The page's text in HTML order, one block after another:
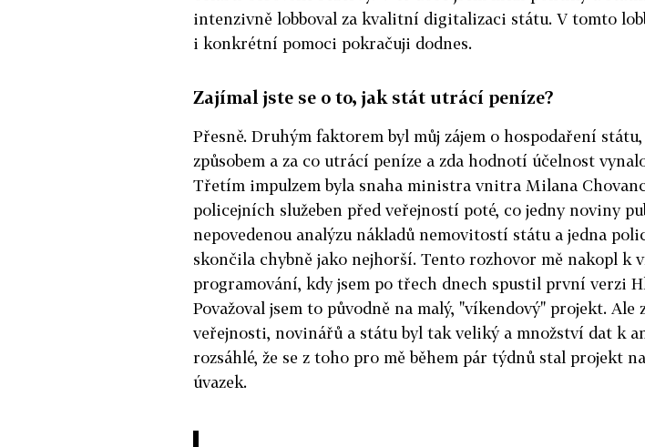
intenzivně lobboval za kvalitní digitalizaci státu. V tomto
i konkrétní pomoci pokračuji dodnes.
Zajímal jste se o to, jak stát utrácí peníze?
Přesně. Druhým faktorem byl můj zájem o hospodaření
způsobem a za co utrácí peníze a zda hodnotí účelnost
Třetím impulzem byla snaha ministra vnitra Milana
policejních služeben před veřejností poté, co jedny noviny
nepovedenou analýzu nákladů nemovitostí státu a jedna
skončila chybně jako nejhorší. Tento rozhovor mě nakopl k
programování, kdy jsem po třech dnech spustil první verzi
Považoval jsem to původně na malý, "víkendový" projekt. Ale
veřejnosti, novinářů a státu byl tak veliký a množství dat k
rozsáhlé, že se z toho pro mě během pár týdnů stal projekt
úvazek.